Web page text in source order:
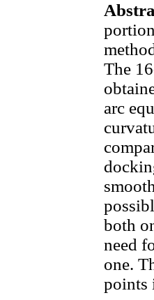
The
arc
both
need
one.
points